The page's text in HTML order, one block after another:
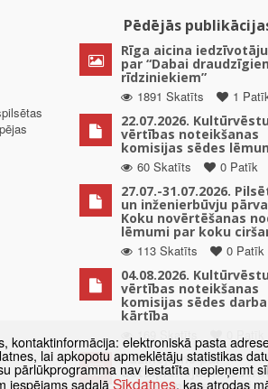
Pēdējās
Rīga aicina
par “Dabai
rīdziniekiem”
1891 Skatīts
1
22.07.2026.
vērtības noteikšanas
komisijas sēdes
60 Skatīts
0 Patīk
27.07.-31.07.2026.
un inženierbūvju
Koku novērtēšanas
lēmumi par koku
113 Skatīts
0 Patīk
04.08.2026.
vērtības noteikšanas
komisijas sēdes darba
kārtība
169 Skatīts
0 Patīk
Paziņojums par
detālplānojuma
uzsākšanu zemes
kontaktinformācija: elektroniskā pasta
lai apkopotu apmeklētāju statistikas
nav iestatīta nepieņemt
iespējams sadaļā Sīkdatnes, kas atrodas